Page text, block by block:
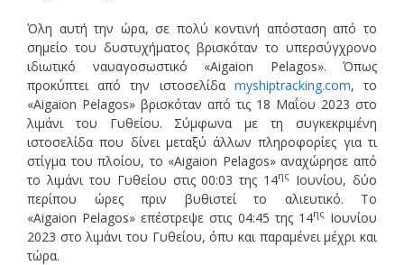
Όλη αυτή την ώρα, σε πολύ κοντινή απόσταση από το
σημείο του δυστυχήματος βρισκόταν το υπερσύγχρονο
ιδιωτικό ναυαγοσωστικό «Aigaion Pelagos». Όπως
προκύπτει από την ιστοσελίδα myshiptracking.com, το
«Aigaion Pelagos» βρισκόταν από τις 18 Μαΐου 2023 στο
λιμάνι του Γυθείου. Σύμφωνα με τη συγκεκριμένη
ιστοσελίδα που δίνει μεταξύ άλλων πληροφορίες για τι
στίγμα του πλοίου, το «Aigaion Pelagos» αναχώρησε από
το λιμάνι του Γυθείου στις 00:03 της 14ης
Ιουνίου, δύο
περίπου ώρες πριν βυθιστεί το αλιευτικό. Το
«Aigaion Pelagos» επέστρεψε στις 04:45 της 14ης Ιουνίου
2023 στο λιμάνι του Γυθείου, όπυ και παραμένει μέχρι και
τώρα.